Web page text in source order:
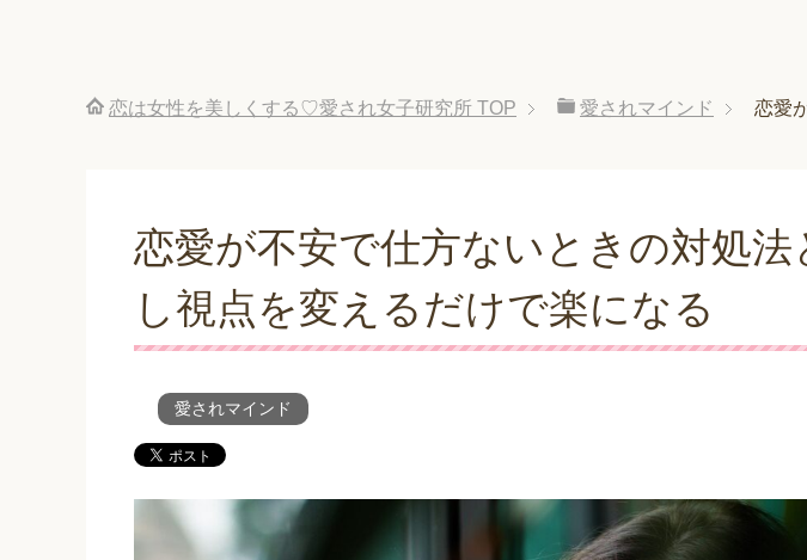
恋は女性を美しくする♡愛され女子研究所 TOP 愛されマインド 恋愛
恋愛が不安で仕方ないときの対処法
し視点を変えるだけで楽になる
愛されマインド